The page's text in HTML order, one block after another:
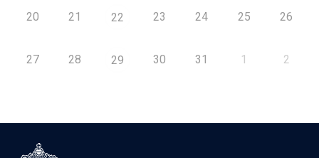
20 21 22 23 24 25 26
27 28 29 30 31 1 2